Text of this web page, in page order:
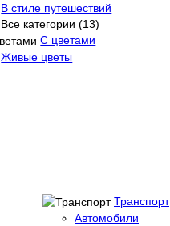
В стиле путешествий
Все категории (13)
С цветами
Живые цветы
Транспорт
Автомобили